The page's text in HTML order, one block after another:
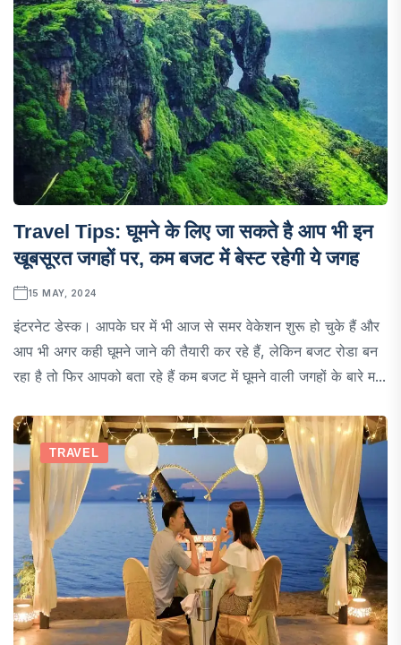
Travel Tips: घूमने के लिए जा सकते है आप भी इन
खूबसूरत जगहों पर, कम बजट में बेस्ट रहेगी ये जगह
15 MAY, 2024
इंटरनेट डेस्क। आपके घर में भी आज से समर वेकेशन शुरू हो चुके हैं और
आप भी अगर कही घूमने जाने की तैयारी कर रहे हैं, लेकिन बजट रोडा बन
रहा है तो फिर आपको बता रहे हैं कम बजट में घूमने वाली जगहों के बारे म...
TRAVEL